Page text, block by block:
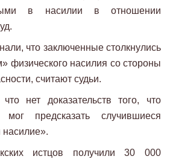
в насилии в отношении
что заключенные столкнулись
физического насилия со стороны
считают судьи.
нет доказательств того, что
мог предсказать случившиеся
истцов получили 30 000